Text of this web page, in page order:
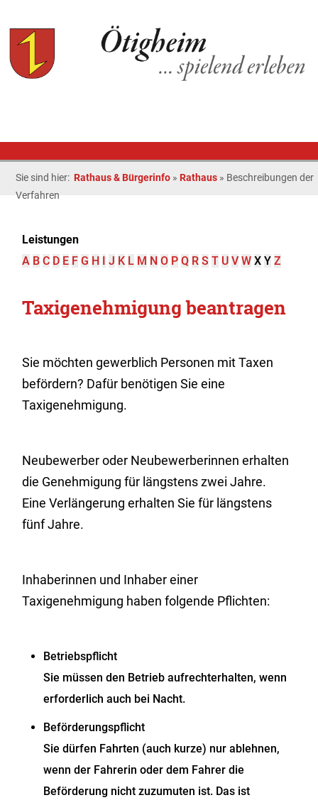
Sie sind hier: Rathaus & Bürgerinfo » Rathaus » Beschreibungen der
Verfahren
Leistungen
A B C D E F G H I J K L M N O P Q R S T U V W X Y Z
Taxigenehmigung beantragen
Sie möchten gewerblich Personen mit Taxen
befördern? Dafür benötigen Sie eine
Taxigenehmigung.
Neubewerber oder Neubewerberinnen erhalten
die Genehmigung für längstens zwei Jahre.
Eine Verlängerung erhalten Sie für längstens
fünf Jahre.
Inhaberinnen und Inhaber einer
Taxigenehmigung haben folgende Pflichten:
Betriebspflicht
Sie müssen den Betrieb aufrechterhalten, wenn
erforderlich auch bei Nacht.
Beförderungspflicht
Sie dürfen Fahrten (auch kurze) nur ablehnen,
wenn der Fahrerin oder dem Fahrer die
Beförderung nicht zuzumuten ist. Das ist